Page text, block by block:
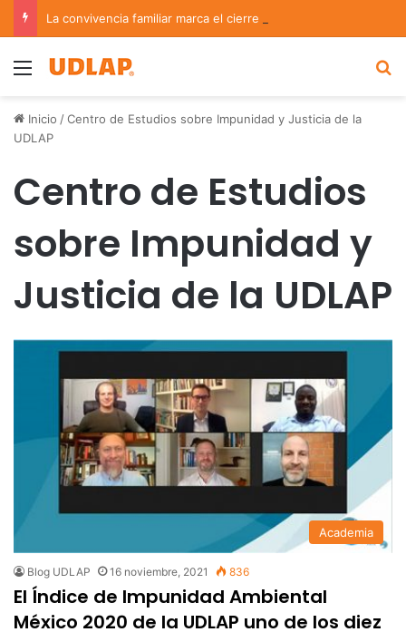
Menu
Inicio /Centro de Estudios sobre Impunidad y Justicia de la
UDLAP
Centro de Estudios
sobre Impunidad y
Justicia de la UDLAP
Academia
Blog UDLAP 16 noviembre, 2021 836
El Índice de Impunidad Ambiental
México 2020 de la UDLAP uno de los diez